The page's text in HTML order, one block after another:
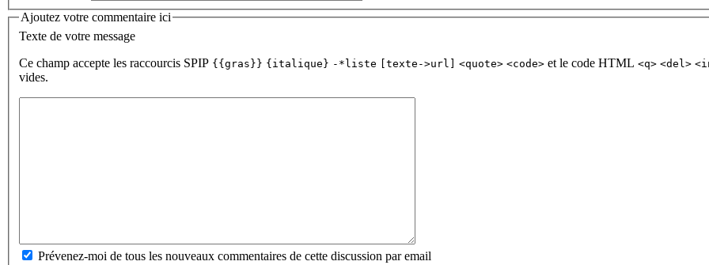
Ajoutez votre commentaire ici
Texte de votre message
Ce champ accepte les raccourcis SPIP {{gras}} {italique} -*liste [texte->url] <quote> <code> et le code HTML <q> <del>
vides.
Prévenez-moi de tous les nouveaux commentaires de cette discussion par email